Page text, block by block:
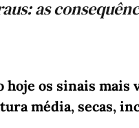
as
hoje os sinais
média, secas,